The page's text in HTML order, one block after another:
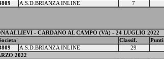
A.S.D.BRIANZA INLINE 7
ALLIEVI - CARDANO AL CAMPO (VA) - 24 LUGLIO 2022
Classif.
Punti
A.S.D.BRIANZA INLINE 29
2022